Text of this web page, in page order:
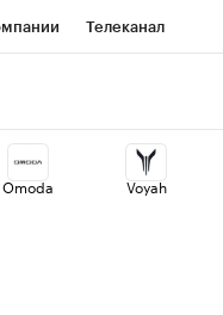
Телеканал
Проверка контрагентов
Omoda Voyah